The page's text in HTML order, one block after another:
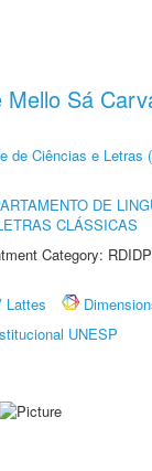
Mello Sá
de Ciências e Letras
DE
CLÁSSICAS
Category:
Lattes
UNESP